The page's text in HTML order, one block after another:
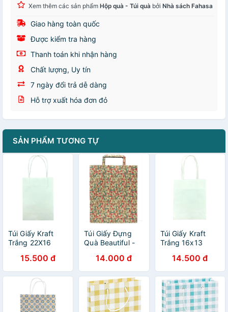
Xem thêm các sản phẩm Hộp quà - Túi quà bởi Nhà sách Fahasa
Giao hàng toàn quốc
Được kiểm tra hàng
Thanh toán khi nhận hàng
Chất lượng, Uy tín
7 ngày đổi trả dễ dàng
Hỗ trợ xuất hóa đơn đỏ
SẢN PHẨM TƯƠNG TỰ
Túi Giấy Kraft
Trắng 22X16
15.500 đ
Túi Giấy Đựng
Quà Beautiful -
14.000 đ
Túi Giấy Kraft
Trắng 16x13
14.500 đ